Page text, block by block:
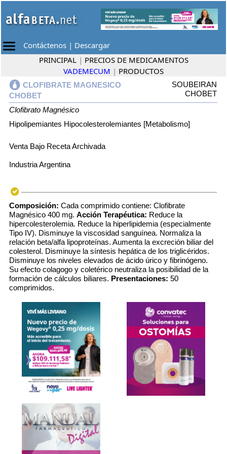
Contáctenos | Descargar
PRINCIPAL | PRECIOS DE MEDICAMENTOS
VADEMECUM | PRODUCTOS
CLOFIBRATE MAGNESICO
CHOBET
SOUBEIRAN
CHOBET
Clofibrato Magnésico
Hipolipemiantes Hipocolesterolemiantes [Metabolismo]
Venta Bajo Receta Archivada
Industria Argentina
Composición: Cada comprimido contiene: Clofibrate
Magnésico 400 mg. Acción Terapéutica: Reduce la
hipercolesterolemia. Reduce la hiperlipidemia (especialmente
Tipo IV). Disminuye la viscosidad sanguínea. Normaliza la
relación beta/alfa lipoproteínas. Aumenta la excreción biliar del
colesterol. Disminuye la síntesis hepática de los triglicéridos.
Disminuye los niveles elevados de ácido úrico y fibrinógeno.
Su efecto colagogo y coletérico neutraliza la posibilidad de la
formación de cálculos biliares. Presentaciones: 50
comprimidos.